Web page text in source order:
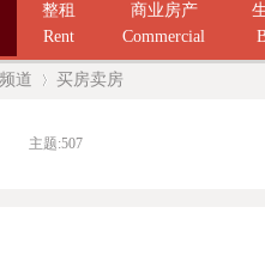
整租
Rent
商业房产
Commercial
道 买房卖房
主题:507